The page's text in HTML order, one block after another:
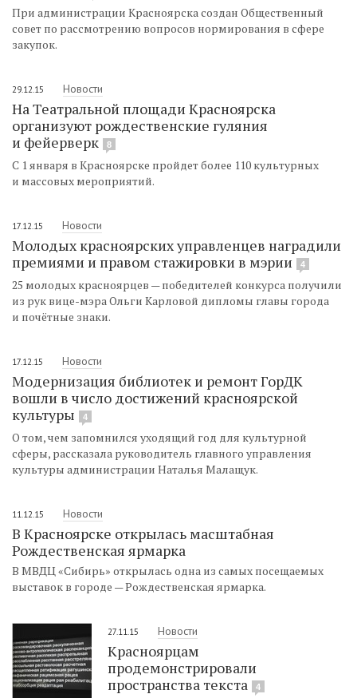
При администрации Красноярска создан Общественный
совет по рассмотрению вопросов нормирования в сфере
закупок.
29.12.15 Новости
На Театральной площади Красноярска
организуют рождественские гуляния
и фейерверк
8
С 1 января в Красноярске пройдет более 110 культурных
и массовых мероприятий.
17.12.15 Новости
Молодых красноярских управленцев наградили
премиями и правом стажировки в мэрии
4
25 молодых красноярцев — победителей конкурса получили
из рук вице-мэра Ольги Карловой дипломы главы города
и почётные знаки.
17.12.15 Новости
Модернизация библиотек и ремонт ГорДК
вошли в число достижений красноярской
культуры
4
О том, чем запомнился уходящий год для культурной
сферы, рассказала руководитель главного управления
культуры администрации Наталья Малащук.
11.12.15 Новости
В Красноярске открылась масштабная
Рождественская ярмарка
В МВДЦ «Сибирь» открылась одна из самых посещаемых
выставок в городе — Рождественская ярмарка.
27.11.15 Новости
Красноярцам
продемонстрировали
пространства текста
4